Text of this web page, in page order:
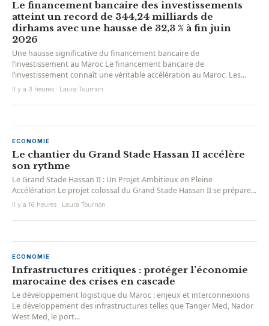
Le financement bancaire des investissements
atteint un record de 344,24 milliards de
dirhams avec une hausse de 32,3 % à fin juin
2026
Une hausse significative du financement bancaire de
l’investissement au Maroc Le financement bancaire de
l’investissement connaît une véritable accélération au Maroc. Les...
Il y a 3 heures · Laura Tournon
ECONOMIE
Le chantier du Grand Stade Hassan II accélère
son rythme
Le Grand Stade Hassan II : Un Projet Ambitieux en Pleine
Accélération Le projet colossal du Grand Stade Hassan II se prépare...
Il y a 16 heures · Laura Tournon
ECONOMIE
Infrastructures critiques : protéger l’économie
marocaine des crises en cascade
Le développement logistique du Maroc : enjeux et interconnexions
Le développement des infrastructures telles que Tanger Med, Nador
West Med, le port...